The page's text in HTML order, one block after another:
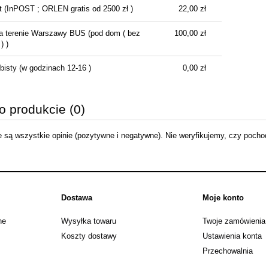
1 420,01 zł
1 578,00 zł
cena: 1 418,00 zł
do koszyka
(InPOST ; ORLEN gratis od 2500 zł ) 22,00 zł
terenie Warszawy BUS (pod dom ( bez
)
100,00 zł
(w godzinach 12-16 ) 0,00 zł
produkcie (0)
są wszystkie opinie (pozytywne i negatywne). Nie weryfikujemy, czy
Dostawa
Wysyłka towaru
Koszty dostawy
Moje konto
Twoje zamówienia
Ustawienia konta
Przechowalnia